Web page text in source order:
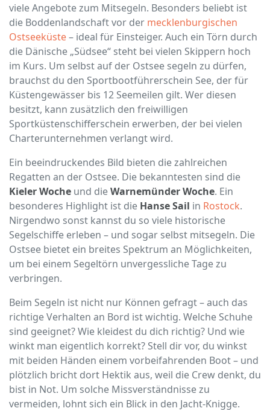
viele Angebote zum Mitsegeln. Besonders beliebt ist
die Boddenlandschaft vor der mecklenburgischen
Ostseeküste– ideal für Einsteiger. Auch ein Törn durch
die Dänische „Südsee“ steht bei vielen Skippern hoch
im Kurs. Um selbst auf der Ostsee segeln zu dürfen,
brauchst du den Sportbootführerschein See, der für
Küstengewässer bis 12 Seemeilen gilt. Wer diesen
besitzt, kann zusätzlich den freiwilligen
Sportküstenschifferschein erwerben, der bei vielen
Charterunternehmen verlangt wird.
Ein beeindruckendes Bild bieten die zahlreichen
Regatten an der Ostsee. Die bekanntesten sind die
Kieler Woche und dieWarnemünder Woche. Ein
besonderes Highlight ist die Hanse Sail in Rostock.
Nirgendwo sonst kannst du so viele historische
Segelschiffe erleben – und sogar selbst mitsegeln. Die
Ostsee bietet ein breites Spektrum an Möglichkeiten,
um bei einem Segeltörn unvergessliche Tage zu
verbringen.
Beim Segeln ist nicht nur Können gefragt – auch das
richtige Verhalten an Bord ist wichtig. Welche Schuhe
sind geeignet? Wie kleidest du dich richtig? Und wie
winkt man eigentlich korrekt? Stell dir vor, du winkst
mit beiden Händen einem vorbeifahrenden Boot – und
plötzlich bricht dort Hektik aus, weil die Crew denkt, du
bist in Not. Um solche Missverständnisse zu
vermeiden, lohnt sich ein Blick in den Jacht-Knigge.